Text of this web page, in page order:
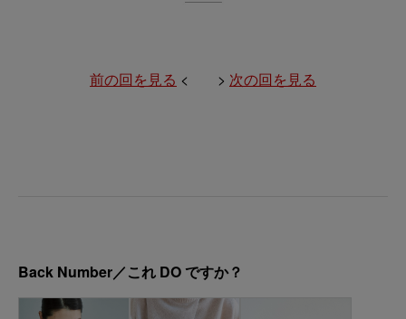
前の回を見る < > 次の回を見る
Back Number／これ DO ですか？